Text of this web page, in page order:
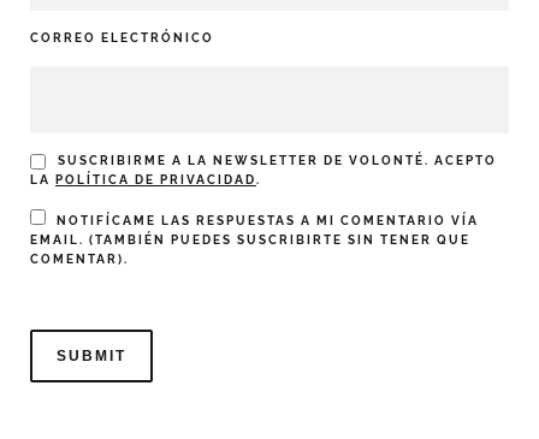
CORREO ELECTRÓNICO
SUSCRIBIRME A LA NEWSLETTER DE VOLONTÉ. ACEPTO
LA
POLÍTICA DE PRIVACIDAD.
NOTIFÍCAME LAS RESPUESTAS A MI COMENTARIO VÍA
EMAIL. (TAMBIÉN PUEDES SUSCRIBIRTE SIN TENER QUE
COMENTAR).